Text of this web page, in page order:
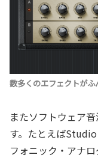
数多くのエフェクトが
またソフトウェア
す。たとえば
フォニック・アナ